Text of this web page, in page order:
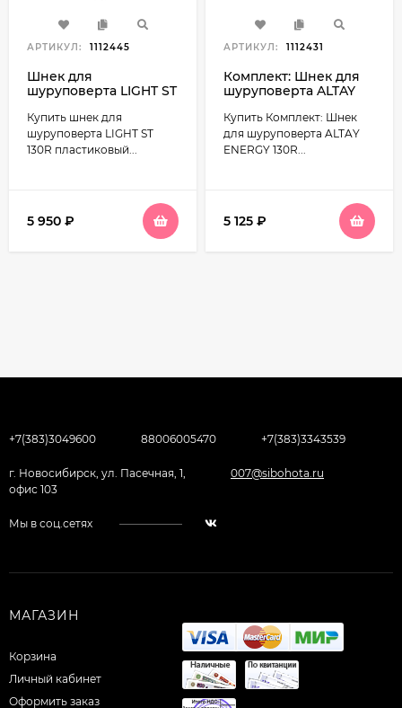
АРТИКУЛ: 1112445
Шнек для
шуруповерта LIGHT ST
130R-R (Тонар)
Купить шнек для
шуруповерта LIGHT ST
130R пластиковый...
5 950 ₽
АРТИКУЛ: 1112431
Комплект: Шнек для
шуруповерта ALTAY
АШ20ПС +молоточек
Тонар T-SAE130R-
ASH20
Купить Комплект: Шнек
для шуруповерта ALTAY
ENERGY 130R...
5 125 ₽
+7(383)3049600 88006005470 +7(383)3343539
г. Новосибирск, ул. Пасечная, 1,
офис 103
007@sibohota.ru
Мы в соц.сетях
МАГАЗИН
Корзина
Личный кабинет
Оформить заказ